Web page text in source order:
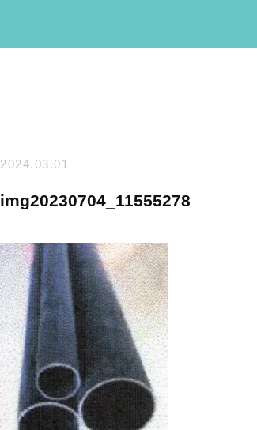
2024.03.01
img20230704_11555278